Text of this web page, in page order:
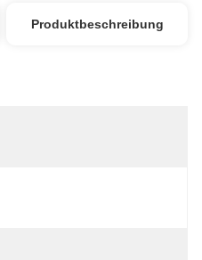
Produktbeschreibung